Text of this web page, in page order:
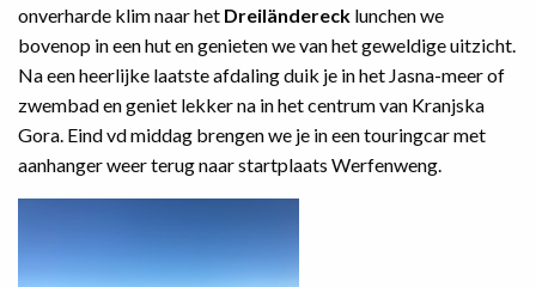
onverharde klim naar het Dreiländereck lunchen we
bovenop in een hut en genieten we van het geweldige uitzicht.
Na een heerlijke laatste afdaling duik je in het Jasna-meer of
zwembad en geniet lekker na in het centrum van Kranjska
Gora. Eind vd middag brengen we je in een touringcar met
aanhanger weer terug naar startplaats Werfenweng.